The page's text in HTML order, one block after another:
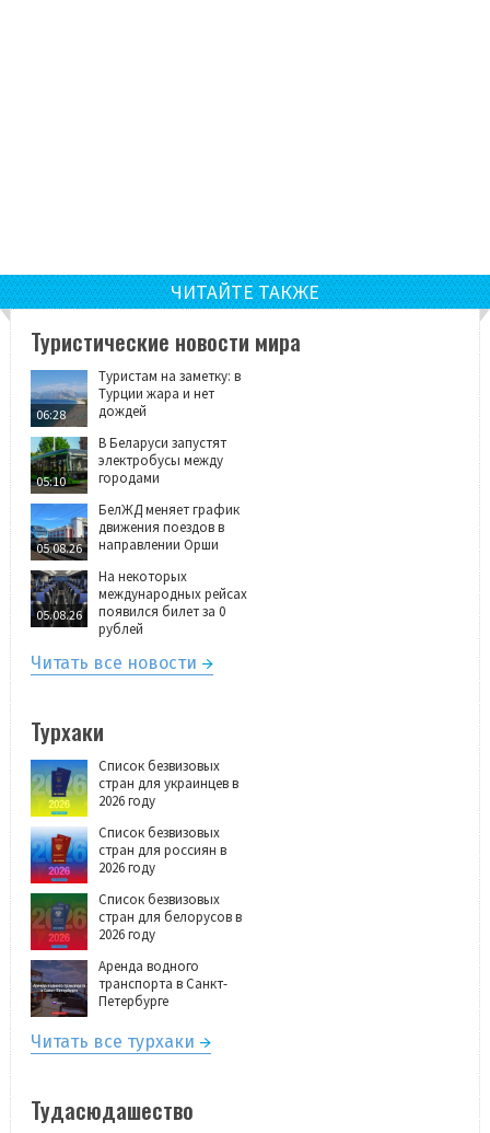
ЧИТАЙТЕ ТАКЖЕ
Туристические новости мира
06:28
Туристам на заметку: в
Турции жара и нет
дождей
05:10
В Беларуси запустят
электробусы между
городами
05.08.26
БелЖД меняет график
движения поездов в
направлении Орши
05.08.26
На некоторых
международных рейсах
появился билет за 0
рублей
Читать все новости
Турхаки
Список безвизовых
стран для украинцев в
2026 году
Список безвизовых
стран для россиян в
2026 году
Список безвизовых
стран для белорусов в
2026 году
Аренда водного
транспорта в Санкт-
Петербурге
Читать все турхаки
Тудасюдашество